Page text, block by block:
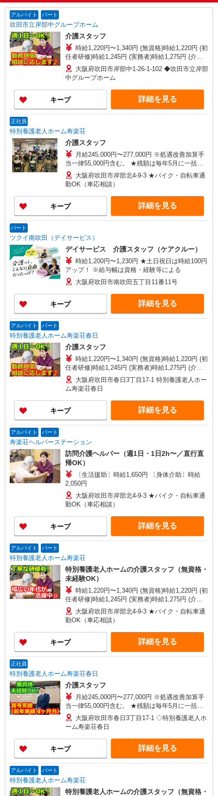
アルバイト パート
吹田市立岸部中グループホーム
介護スタッフ
時給1,220円〜1,340円 (無資格)時給1,220円 (初
任者研修)時給1,245円 (実務者)時給1,275円 (介護
福祉士)時給1,340円
大阪府吹田市岸部中1-26-1-102 ◆吹田市立岸部
中グループホーム
キープ 詳細を見る
正社員
特別養護老人ホーム寿楽荘
介護スタッフ
月給245,000円〜277,000円 ※処遇改善加算手
当一律55,000円含む。 ★残額は毎年5月に一括支
給しています。 資格手当（介護福祉士）12,000
円、 夜勤手当1回6,000円/5回含む。 ※経験・能力
による
大阪府吹田市岸部北4-9-3 ★バイク・自転車通
勤OK（車応相談）
キープ 詳細を見る
パート
ツクイ南吹田（デイサービス）
デイサービス 介護スタッフ（ケアクルー）
時給1,200円〜1,230円 ★土日祝日は時給100円
アップ！ ※給与幅は資格・経験等による
大阪府吹田市南吹田五丁目11番11号
キープ 詳細を見る
アルバイト パート
特別養護老人ホーム寿楽荘春日
介護スタッフ
時給1,220円〜1,340円 (無資格)時給1,220円 (初
任者研修)時給1,245円 (実務者)時給1,275円 (介護
福祉士)時給1,340円
大阪府吹田市春日3丁目17-1 特別養護老人ホー
ム寿楽荘春日
キープ 詳細を見る
アルバイト パート
寿楽荘ヘルパーステーション
訪問介護ヘルパー（週1日・1日2h〜／直行直
帰OK）
〔生活援助〕時給1,650円 〔身体介助〕時給
2,050円
大阪府吹田市岸部北4-9-3 ★バイク・自転車通
勤OK（車応相談）
キープ 詳細を見る
アルバイト パート
特別養護老人ホーム寿楽荘
特別養護老人ホームの介護スタッフ（無資格・
未経験OK）
時給1,220円〜1,340円 (無資格)時給1,220円 (初
任者研修)時給1,245円 (実務者)時給1,275円 (介護
福祉士)時給1,340円
大阪府吹田市岸部北4-9-3 ★バイク・自転車通
勤OK（車応相談）
キープ 詳細を見る
正社員
特別養護老人ホーム寿楽荘春日
介護スタッフ
月給245,000円〜277,000円 ※処遇改善加算手
当一律55,000円含む。 ★残額は毎年5月に一括支
給しています。 資格手当（介護福祉士）12,000
円、 夜勤手当1回6,000円/5回含む。 ※経験・能力
による
大阪府吹田市春日3丁目17-1 ◇特別養護老人ホ
ーム寿楽荘春日
キープ 詳細を見る
アルバイト パート
特別養護老人ホーム寿楽荘
特別養護老人ホームの介護スタッフ（無資格・